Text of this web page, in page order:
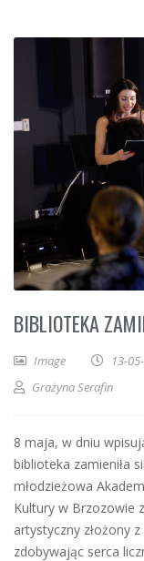
BIBLIOTEKA
Image 13-
Grażyna Serafin
8 maja, w dniu
biblioteka zamieniła
młodzieżowa
Kultury w Brzozowie
artystyczny złożony
zdobywając serca